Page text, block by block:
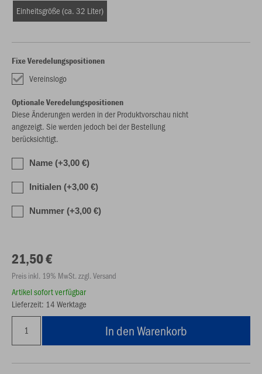
Einheitsgröße (ca. 32 Liter)
Fixe Veredelungspositionen
Vereinslogo
Optionale Veredelungspositionen
Diese Änderungen werden in der Produktvorschau nicht
angezeigt. Sie werden jedoch bei der Bestellung
berücksichtigt.
Name (+3,00 €)
Initialen (+3,00 €)
Nummer (+3,00 €)
21,50 €
Preis inkl. 19% MwSt. zzgl. Versand
Artikel sofort verfügbar
Lieferzeit: 14 Werktage
In den Warenkorb